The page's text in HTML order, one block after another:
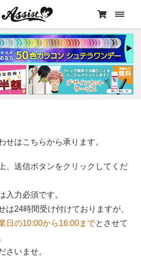
せはこちらから承ります。
、送信ボタンをクリックしてくだ
入力必須です。
は24時間受け付けておりますが、
日の10:00から16:00までとさせて
さいませ。